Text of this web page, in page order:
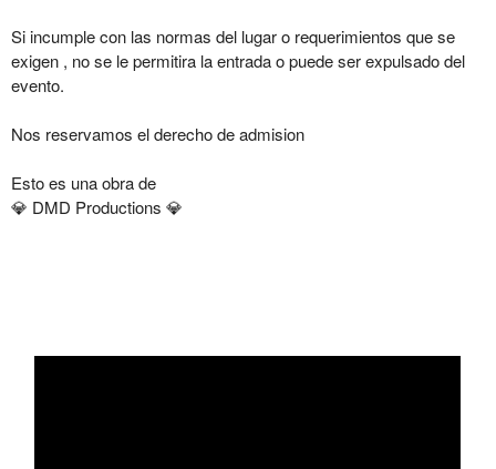
Si incumple con las normas del lugar o requerimientos que se
exigen , no se le permitira la entrada o puede ser expulsado del
evento.
Nos reservamos el derecho de admision
Esto es una obra de
💎 DMD Productions 💎